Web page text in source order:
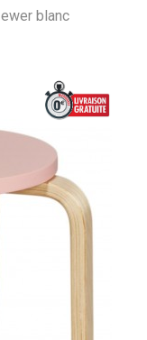
blanc